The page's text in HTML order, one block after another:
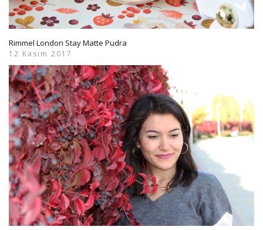
Rimmel London Stay Matte Pudra
12 Kasım 2017